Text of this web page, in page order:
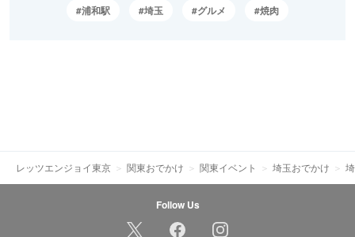
浦和駅 埼玉 グルメ 焼肉
レッツエンジョイ東京 関東おでかけ 関東イベント 埼玉おでかけ
Follow Us